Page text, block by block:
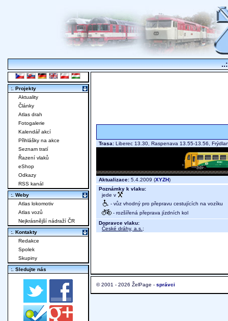
Trasa: Liberec 13.30, Raspenava 13.55-13.56,
Aktualizace: 5.4.2009 (XYZH)
Poznámky k vlaku:
jede v
- vůz vhodný pro přepravu cestujících na vozíku
- rozšířená přeprava jízdních kol
Dopravce vlaku:
České dráhy, a.s. ;
© 2001 - 2026 ŽelPage - správci
:. Projekty
Aktuality
Články
Atlas drah
Fotogalerie
Kalendář akcí
Přihlášky na akce
Seznam tratí
Řazení vlaků
eShop
Odkazy
RSS kanál
:. Weby
Atlas lokomotiv
Atlas vozů
Nejkrásnější nádraží ČR
:. Kontakty
Redakce
Spolek
Skupiny
:. Sledujte nás